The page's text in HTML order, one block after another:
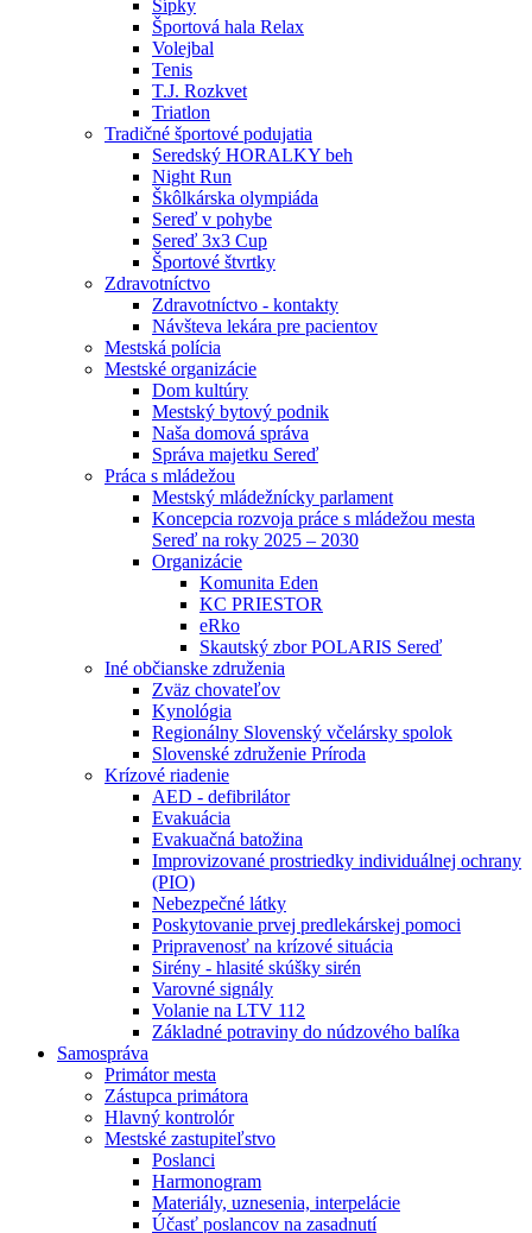
Šípky
Športová hala Relax
Volejbal
Tenis
T.J. Rozkvet
Triatlon
Tradičné športové podujatia
Seredský HORALKY beh
Night Run
Škôlkárska olympiáda
Sereď v pohybe
Sereď 3x3 Cup
Športové štvrtky
Zdravotníctvo
Zdravotníctvo - kontakty
Návšteva lekára pre pacientov
Mestská polícia
Mestské organizácie
Dom kultúry
Mestský bytový podnik
Naša domová správa
Správa majetku Sereď
Práca s mládežou
Mestský mládežnícky parlament
Koncepcia rozvoja práce s mládežou mesta
Sereď na roky 2025 – 2030
Organizácie
Komunita Eden
KC PRIESTOR
eRko
Skautský zbor POLARIS Sereď
Iné občianske združenia
Zväz chovateľov
Kynológia
Regionálny Slovenský včelársky spolok
Slovenské združenie Príroda
Krízové riadenie
AED - defibrilátor
Evakuácia
Evakuačná batožina
Improvizované prostriedky individuálnej ochrany
(PIO)
Nebezpečné látky
Poskytovanie prvej predlekárskej pomoci
Pripravenosť na krízové situácia
Sirény - hlasité skúšky sirén
Varovné signály
Volanie na LTV 112
Základné potraviny do núdzového balíka
Samospráva
Primátor mesta
Zástupca primátora
Hlavný kontrolór
Mestské zastupiteľstvo
Poslanci
Harmonogram
Materiály, uznesenia, interpelácie
Účasť poslancov na zasadnutí